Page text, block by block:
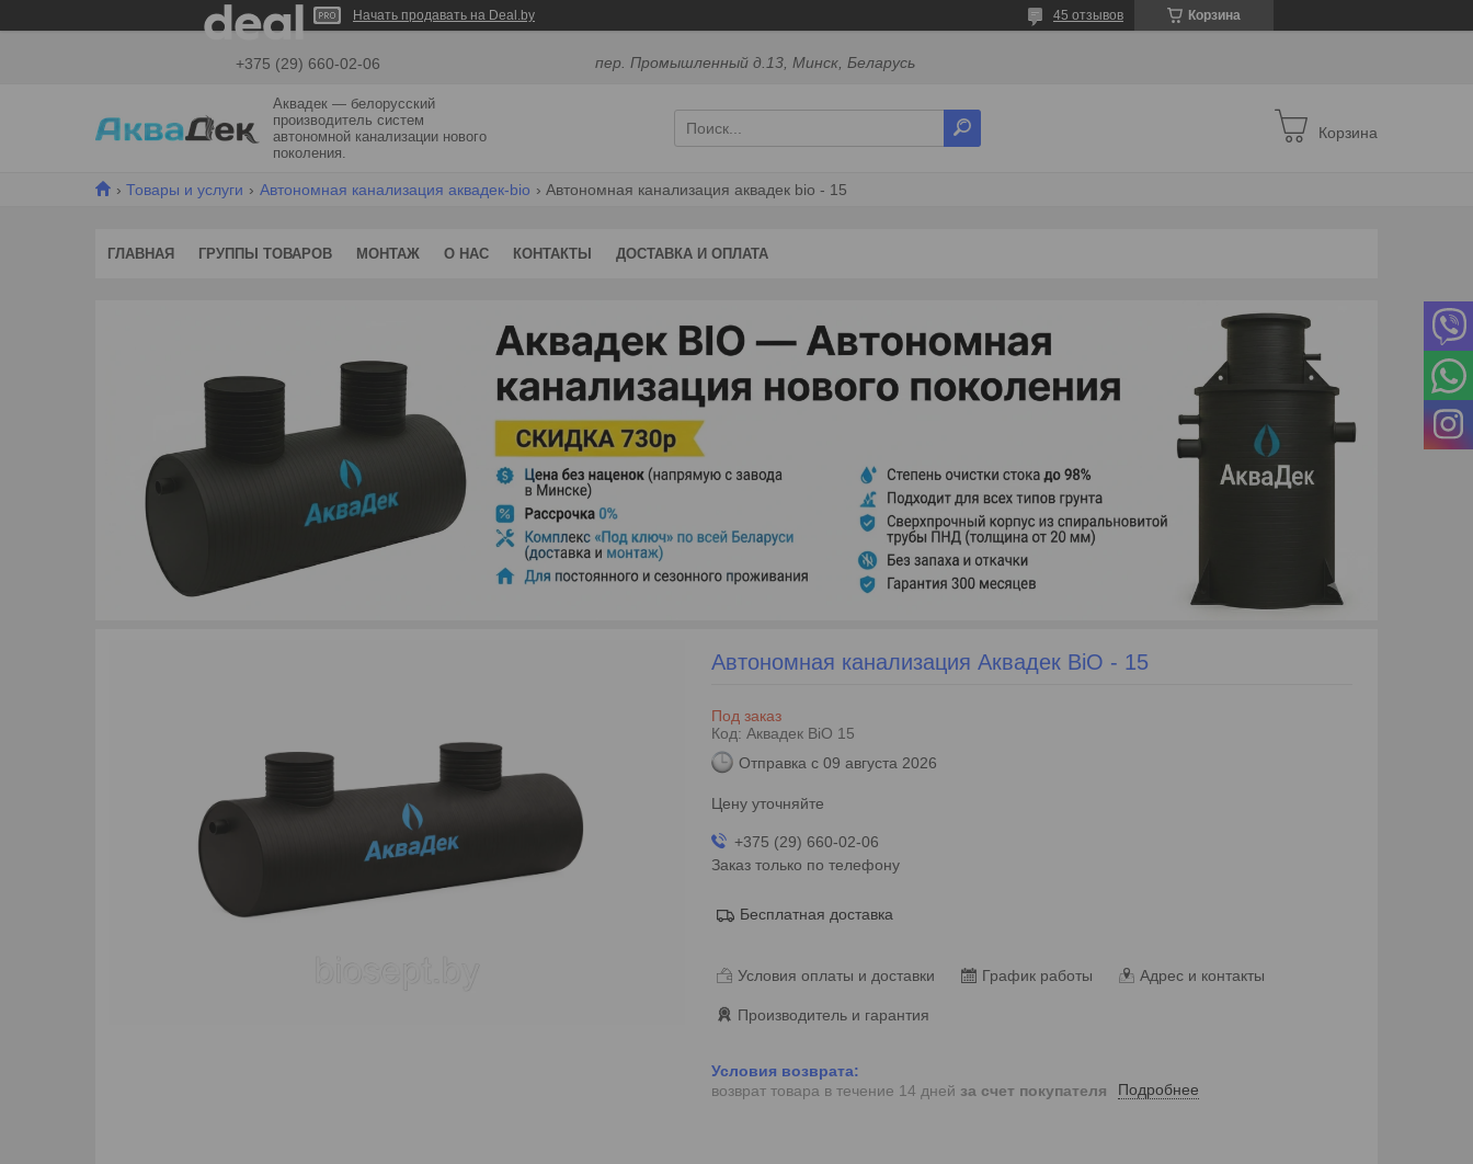
Начать продавать на Deal.by Корзина
45 отзывов
+375 (29) 660-02-06 пер. Промышленный д.13, Минск, Беларусь
Аквадек — белорусский
производитель систем
автономной канализации нового
поколения.
Корзина
Товары и услуги Автономная канализация аквадек-bio Автономная канализация аквадек bio - 15
ГЛАВНАЯ ГРУППЫ ТОВАРОВ МОНТАЖ О НАС КОНТАКТЫ ДОСТАВКА И ОПЛАТА
Автономная канализация Аквадек BiO - 15
Под заказ
Код: Аквадек BiO 15
Отправка с 09 августа 2026
Цену уточняйте
+375 (29) 660-02-06
Заказ только по телефону
Бесплатная доставка
Условия оплаты и доставки График работы Адрес и контакты
Производитель и гарантия
возврат товара в течение 14 дней за счет покупателя Подробнее